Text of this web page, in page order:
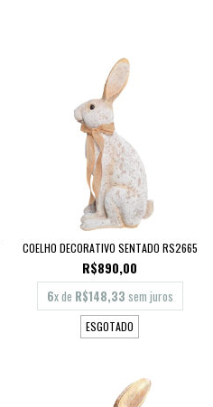
COELHO DECORATIVO SENTADO RS2665
R$890,00
6x de R$148,33 sem juros
ESGOTADO